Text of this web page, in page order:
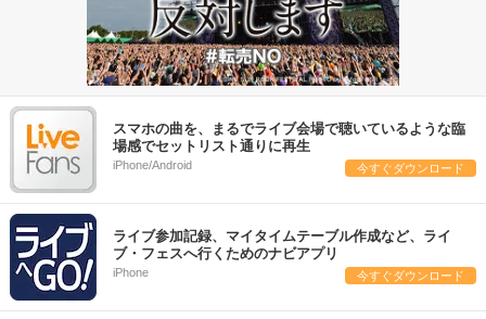
スマホの曲を、まるでライブ会場で聴いているような臨
場感でセットリスト通りに再生
iPhone/Android 今すぐダウンロード
ライブ参加記録、マイタイムテーブル作成など、ライ
ブ・フェスへ行くためのナビアプリ
iPhone 今すぐダウンロード